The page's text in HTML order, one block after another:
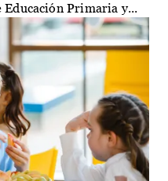
Primaria y...